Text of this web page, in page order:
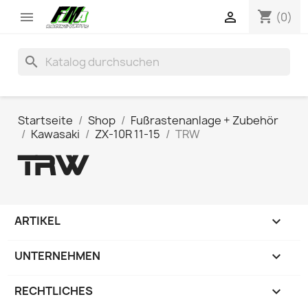
 shopping_cart (0)

search
Startseite Shop
Fußrastenanlage + Zubehör
Kawasaki
ZX-10R 11-15 TRW
TRW
ARTIKEL 
UNTERNEHMEN 
RECHTLICHES 